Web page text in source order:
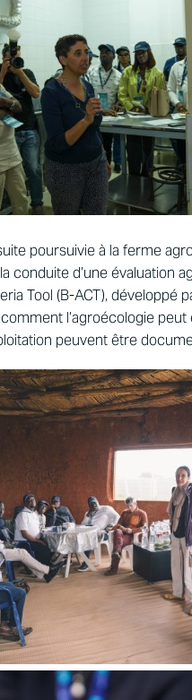
poursuivie à la ferme
conduite d’une évaluation
Tool (B-ACT), développé
l’agroécologie
peuvent être